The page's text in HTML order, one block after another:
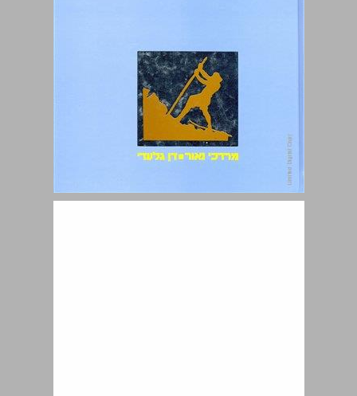
ארץ־ישראל במאה העשרים מיישוב למדינה, 1950-1900 ... 0